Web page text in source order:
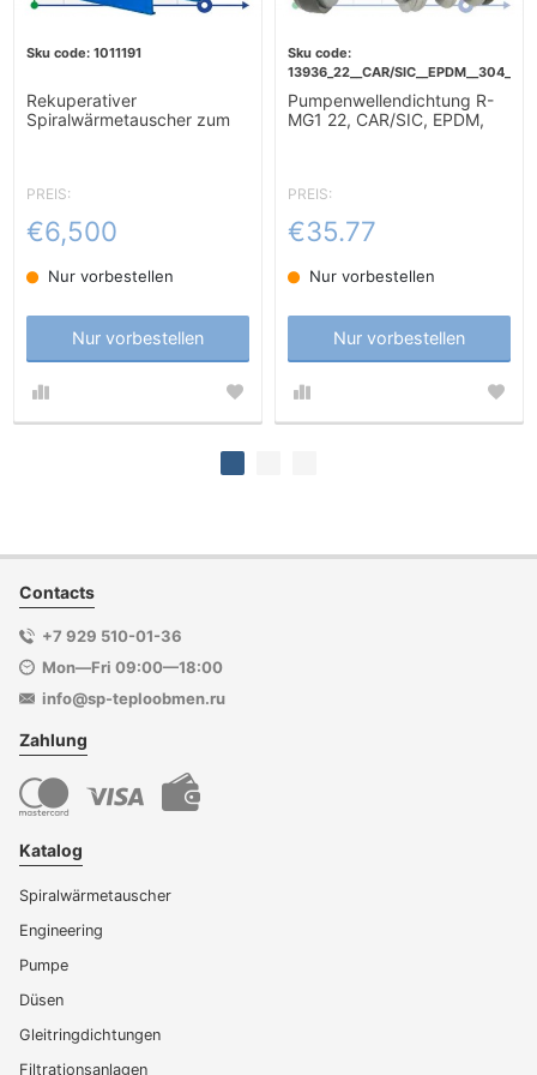
1011191
Rekuperativer
Spiralwärmetauscher zum
PREIS:
€6,500
Nur vorbestellen
Nur vorbestellen
13936_22__CAR/
Pumpenwellendichtung R-
MG1 22, CAR/SIC, EPDM,
PREIS:
€35.77
Nur vorbestellen
Nur vorbestellen
Contacts
+7 929 510-01-36
Mon—Fri 09:00—18:00
info@sp-teploobmen.ru
Zahlung
Katalog
Spiralwärmetauscher
Engineering
Pumpe
Düsen
Gleitringdichtungen
Filtrationsanlagen